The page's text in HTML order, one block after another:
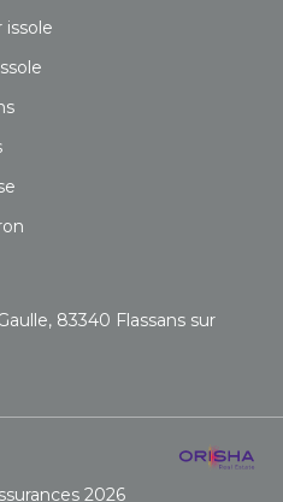
issole
83340 Flassans sur
2026